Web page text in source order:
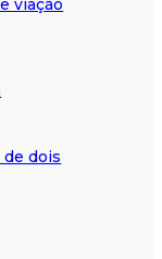
viação
dois